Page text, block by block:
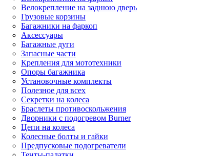
Велокрепление на заднюю дверь
Грузовые корзины
Багажники на фаркоп
Аксессуары
Багажные дуги
Запасные части
Крепления для мототехники
Опоры багажника
Установочные комплекты
Полезное для всех
Секретки на колеса
Браслеты противоскольжения
Дворники с подогревом Burner
Цепи на колеса
Колесные болты и гайки
Предпусковые подогреватели